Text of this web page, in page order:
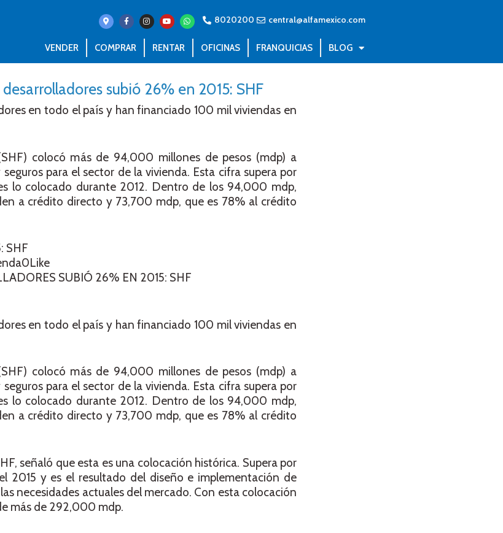
8020200 central@alfamexico.com
VENDER COMPRAR RENTAR OFICINAS FRANQUICIAS BLOG
subió 26% en 2015: SHF
en todo el país y han financiado 100 mil viviendas en
colocó más de 94,000 millones de pesos (mdp) a
para el sector de la vivienda. Esta cifra supera por
lo colocado durante 2012. Dentro de los 94,000 mdp,
a crédito directo y 73,700 mdp, que es 78% al crédito
SHF
SUBIÓ 26% EN 2015: SHF
en todo el país y han financiado 100 mil viviendas en
colocó más de 94,000 millones de pesos (mdp) a
para el sector de la vivienda. Esta cifra supera por
lo colocado durante 2012. Dentro de los 94,000 mdp,
a crédito directo y 73,700 mdp, que es 78% al crédito
señaló que esta es una colocación histórica. Supera por
2015 y es el resultado del diseño e implementación de
necesidades actuales del mercado. Con esta colocación
más de 292,000 mdp.